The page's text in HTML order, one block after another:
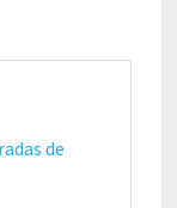
de